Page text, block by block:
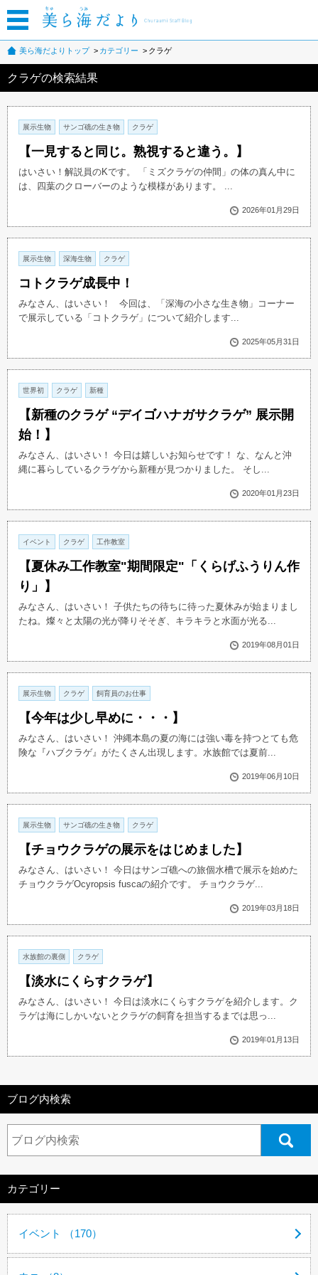
美ら海だよりトップ カテゴリー クラゲ
クラゲの検索結果
展示生物 サンゴ礁の生き物 クラゲ
【一見すると同じ。熟視すると違う。】
はいさい！解説員のKです。 「ミズクラゲの仲間」の体の真ん中に
は、四葉のクローバーのような模様があります。 ...
2026年01月29日
展示生物 深海生物 クラゲ
コトクラゲ成長中！
みなさん、はいさい！ 今回は、「深海の小さな生き物」コーナー
で展示している「コトクラゲ」について紹介します...
2025年05月31日
世界初 クラゲ 新種
【新種のクラゲ “デイゴハナガサクラゲ” 展示開
始！】
みなさん、はいさい！ 今日は嬉しいお知らせです！ な、なんと沖
縄に暮らしているクラゲから新種が見つかりました。 そし...
2020年01月23日
イベント クラゲ 工作教室
【夏休み工作教室"期間限定"「くらげふうりん作
り」】
みなさん、はいさい！ 子供たちの待ちに待った夏休みが始まりまし
たね。燦々と太陽の光が降りそそぎ、キラキラと水面が光る...
2019年08月01日
展示生物 クラゲ 飼育員のお仕事
【今年は少し早めに・・・】
みなさん、はいさい！ 沖縄本島の夏の海には強い毒を持つとても危
険な『ハブクラゲ』がたくさん出現します。水族館では夏前...
2019年06月10日
展示生物 サンゴ礁の生き物 クラゲ
【チョウクラゲの展示をはじめました】
みなさん、はいさい！ 今日はサンゴ礁への旅個水槽で展示を始めた
チョウクラゲOcyropsis fuscaの紹介です。 チョウクラゲ...
2019年03月18日
水族館の裏側 クラゲ
【淡水にくらすクラゲ】
みなさん、はいさい！ 今日は淡水にくらすクラゲを紹介します。ク
ラゲは海にしかいないとクラゲの飼育を担当するまでは思っ...
2019年01月13日
ブログ内検索
カテゴリー
イベント （170）